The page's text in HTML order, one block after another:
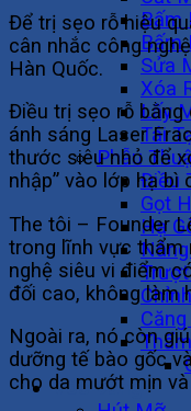
Bấm
Bấm
Sửa
Xóa
Lấy
Tái
Phẫu
Điều
Gọt
Hạ
Vóc Dáng
Để trị sẹo rỗ hiệu
cân nhắc công
Hàn Quốc.
Điều trị sẹo rỗ bằng
ánh sáng Laser
thước siêu nhỏ để
nhập” vào lớp hạ bì
The tôi – Founder
trong lĩnh vực thẩm
nghệ siêu vi điểm
đối cao, không làm
Ngoài ra, nó còn
dưỡng tế bào gốc
cho da mướt mịn